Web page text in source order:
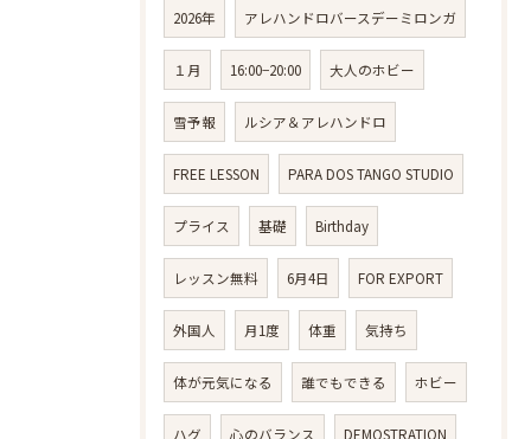
2026年 アレハンドロバースデーミロンガ
１月 16:00−20:00 大人のホビー
雪予報 ルシア＆アレハンドロ
FREE LESSON PARA DOS TANGO STUDIO
プライス 基礎 Birthday
レッスン無料 6月4日 FOR EXPORT
外国人 月1度 体重 気持ち
体が元気になる 誰でもできる ホビー
ハグ 心のバランス DEMOSTRATION